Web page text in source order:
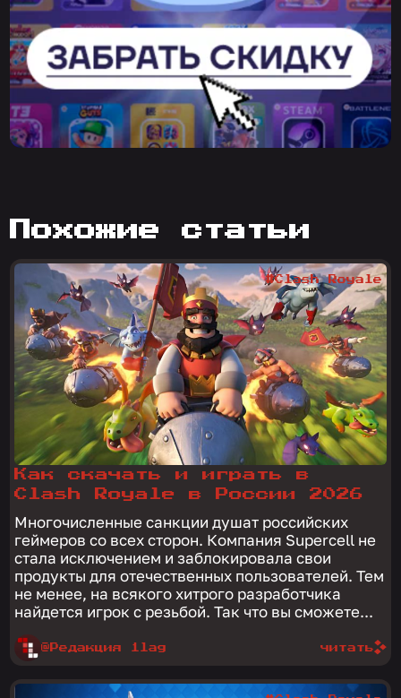
похожие статьи
Как скачать и играть в
Clash Royale в России 2026
Многочисленные санкции душат российских
геймеров со всех сторон. Компания Supercell не
стала исключением и заблокировала свои
продукты для отечественных пользователей. Тем
не менее, на всякого хитрого разработчика
найдется игрок с резьбой. Так что вы сможете...
@Редакция 1lag
#Clash Royale
читать